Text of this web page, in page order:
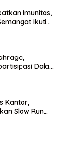
Imunitas,
Ikuti
Dalam
Kantor,
Slow Run